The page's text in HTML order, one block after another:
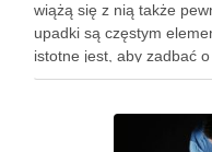
wiążą się z nią także
upadki są częstym
istotne jest, aby zadbać
Ochraniacze na rower